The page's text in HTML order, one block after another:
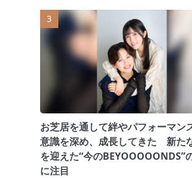
お芝居を通して絆やパフォーマン
意識を深め、成長してきた 新た
を迎えた“今のBEYOOOOONDS”
に注目